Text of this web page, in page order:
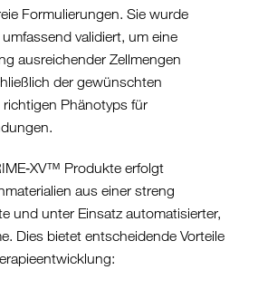
Formulierungen. Sie wurde
validiert, um eine
ausreichender Zellmengen
der gewünschten
Phänotyps für
Produkte erfolgt
aus einer streng
und unter Einsatz automatisierter,
Dies bietet entscheidende Vorteile